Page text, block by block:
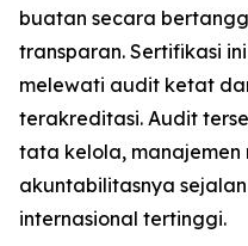
buatan secara
transparan. Sertifikasi
melewati audit ketat
terakreditasi. Audit
tata kelola, manajemen
akuntabilitasnya
internasional tertinggi.